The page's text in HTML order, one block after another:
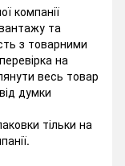
компанії
та
з товарними
на
весь товар
думки
тільки на